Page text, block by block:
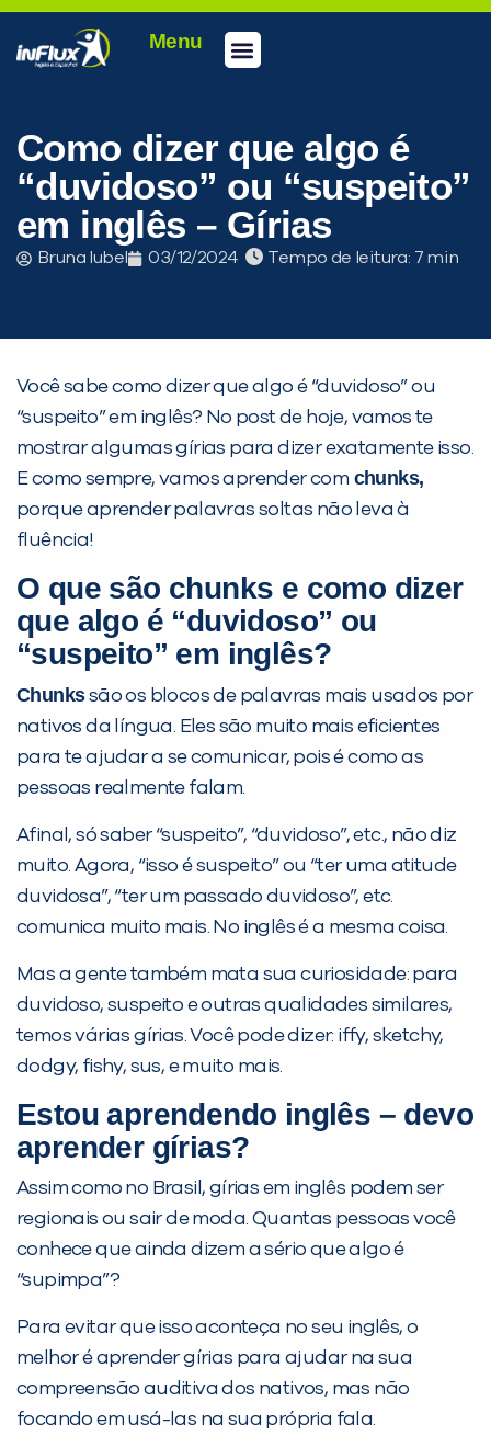
Menu
Como dizer que algo é
“duvidoso” ou “suspeito”
em inglês – Gírias
Bruna Iubel 03/12/2024 Tempo de leitura:
Você sabe como dizer que algo é “duvidoso” ou
“suspeito” em inglês? No post de hoje, vamos te
mostrar algumas gírias para dizer exatamente isso.
E como sempre, vamos aprender com chunks,
porque aprender palavras soltas não leva à
fluência!
O que são chunks e como dizer
que algo é “duvidoso” ou
“suspeito” em inglês?
Chunkssão os blocos de palavras mais usados por
nativos da língua. Eles são muito mais eficientes
para te ajudar a se comunicar, pois é como as
pessoas realmente falam.
Afinal, só saber “suspeito”, “duvidoso”, etc., não diz
muito. Agora, “isso é suspeito” ou “ter uma atitude
duvidosa”, “ter um passado duvidoso”, etc.
comunica muito mais. No inglês é a mesma coisa.
Mas a gente também mata sua curiosidade: para
duvidoso, suspeito e outras qualidades similares,
temos várias gírias. Você pode dizer: iffy, sketchy,
dodgy, fishy, sus, e muito mais.
Estou aprendendo inglês – devo
aprender gírias?
Assim como no Brasil, gírias em inglês podem ser
regionais ou sair de moda. Quantas pessoas você
conhece que ainda dizem a sério que algo é
“supimpa”?
Para evitar que isso aconteça no seu inglês, o
melhor é aprender gírias para ajudar na sua
compreensão auditiva dos nativos, mas não
focando em usá-las na sua própria fala.
Desculpe!
Não encontramos nenhuma unidade
você digitou.
Preencha com seus dados abaixo e
já vamos te colocar em contato